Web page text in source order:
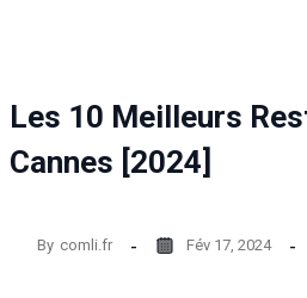
Les 10 Meilleurs
Cannes [2024]
By comli.fr Fév 17, 2024